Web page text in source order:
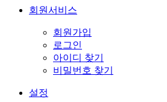
회원서비스
회원가입
로그인
아이디 찾기
비밀번호 찾기
설정